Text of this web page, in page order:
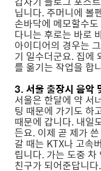
닙니다. 주머니에 볼
손바닥에 메모할수
다니는 후로는 바로
아이디어의 경우는
기 일수더군요. 집에
를 옮기는 작업을 합
3. 서울 출장시 음악
서울은 한달에 약 서
팅 때문에 가기도 하
때문에 갑니다. 내일
든요. 이제 곧 제가
갈 때는 KTX나 고속
립니다. 가는 도중
친구가 되어준답니